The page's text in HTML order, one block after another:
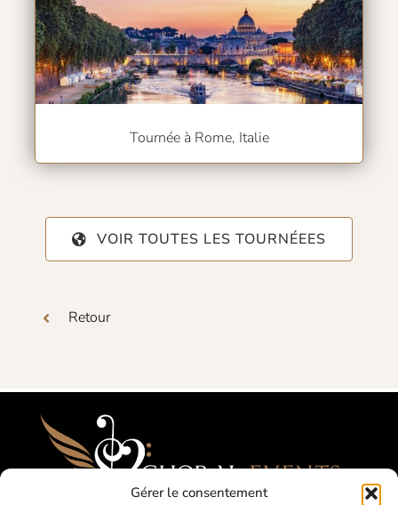
Gérer le consentement
Tournée à Rome, Italie
VOIR TOUTES LES TOURNÉEES
Retour